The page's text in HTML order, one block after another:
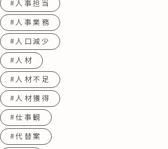
#人事担当
#人事業務
#人口減少
#人材
#人材不足
#人材獲得
#仕事観
#代替案